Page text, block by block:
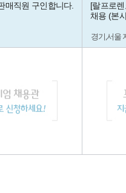
매직원 구인합니다.
[랄프로
채용 (본
경기,서울